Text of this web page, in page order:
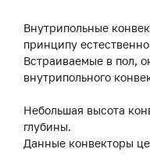
Внутрипольные
принципу
Встраиваемые в пол,
внутрипольного
Небольшая высота
глубины.
Данные конвекторы